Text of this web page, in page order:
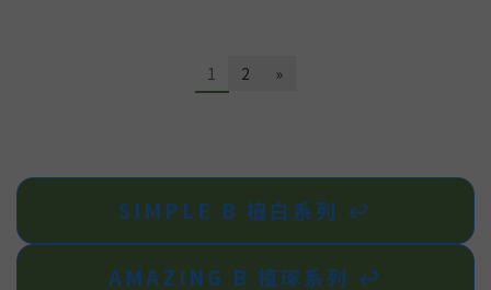
1 2 »
SIMPLE B 植白系列 ↩︎
AMAZING B 植琢系列 ↩︎